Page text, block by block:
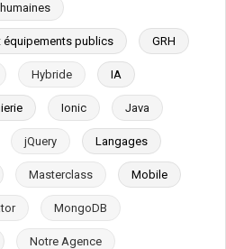
équipements publics GRH
Hybride IA
Ionic Java
jQuery Langages
Masterclass Mobile
MongoDB
Notre Agence